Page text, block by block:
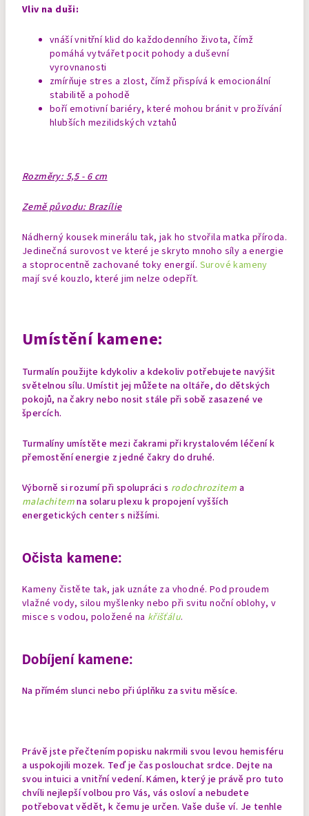
Vliv na duši:
vnáší vnitřní klid do každodenního života, čímž
pomáhá vytvářet pocit pohody a duševní
vyrovnanosti
zmírňuje stres a zlost, čímž přispívá k emocionální
stabilitě a pohodě
boří emotivní bariéry, které mohou bránit v prožívání
hlubších mezilidských vztahů
Rozměry: 5,5 - 6 cm
Země původu: Brazílie
Nádherný kousek minerálu tak, jak ho stvořila matka příroda.
Jedinečná surovost ve které je skryto mnoho síly a energie
a stoprocentně zachované toky energií. Surové kameny
mají své kouzlo, které jim nelze odepřít.
Umístění kamene:
Turmalín použijte kdykoliv a kdekoliv potřebujete navýšit
světelnou sílu. Umístit jej můžete na oltáře, do dětských
pokojů, na čakry nebo nosit stále při sobě zasazené ve
špercích.
Turmalíny umístěte mezi čakrami při krystalovém léčení k
přemostění energie z jedné čakry do druhé.
Výborně si rozumí při spolupráci s rodochrozitem a
malachitemna solaru plexu k propojení vyšších
energetických center s nižšími.
Očista kamene:
Kameny čistěte tak, jak uznáte za vhodné. Pod proudem
vlažné vody, silou myšlenky nebo při svitu noční oblohy, v
misce s vodou, položené na křišťálu.
Dobíjení kamene:
Na přímém slunci nebo při úplňku za svitu měsíce.
Právě jste přečtením popisku nakrmili svou levou hemisféru
a uspokojili mozek. Teď je čas poslouchat srdce. Dejte na
svou intuici a vnitřní vedení. Kámen, který je právě pro tuto
chvíli nejlepší volbou pro Vás, vás osloví a nebudete
potřebovat vědět, k čemu je určen. Vaše duše ví. Je tenhle